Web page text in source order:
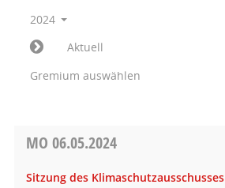
2024
Aktuell
Gremium auswählen
MO 06.05.2024
Sitzung des Klimaschutzausschusses